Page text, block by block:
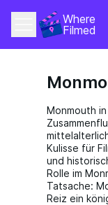
Where
Filmed
Monmouth
Kulisse für
und
Rolle im
Tatsache:
Reiz ein